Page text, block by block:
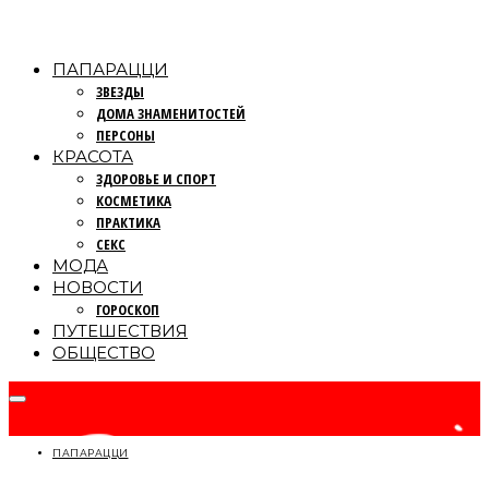
ПАПАРАЦЦИ
ЗВЕЗДЫ
ДОМА ЗНАМЕНИТОСТЕЙ
ПЕРСОНЫ
КРАСОТА
ЗДОРОВЬЕ И СПОРТ
КОСМЕТИКА
ПРАКТИКА
СЕКС
МОДА
НОВОСТИ
ГОРОСКОП
ПУТЕШЕСТВИЯ
ОБЩЕСТВО
ПАПАРАЦЦИ